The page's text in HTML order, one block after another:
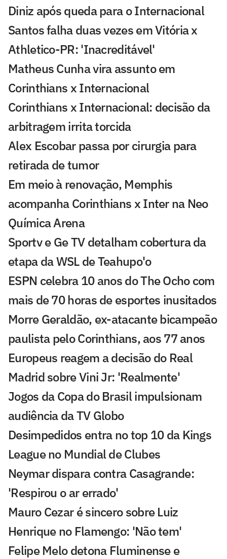
Diniz após queda para o Internacional
Santos falha duas vezes em Vitória x
Athletico-PR: 'Inacreditável'
Matheus Cunha vira assunto em
Corinthians x Internacional
Corinthians x Internacional: decisão da
arbitragem irrita torcida
Alex Escobar passa por cirurgia para
retirada de tumor
Em meio à renovação, Memphis
acompanha Corinthians x Inter na Neo
Química Arena
Sportv e Ge TV detalham cobertura da
etapa da WSL de Teahupo'o
ESPN celebra 10 anos do The Ocho com
mais de 70 horas de esportes inusitados
Morre Geraldão, ex-atacante bicampeão
paulista pelo Corinthians, aos 77 anos
Europeus reagem a decisão do Real
Madrid sobre Vini Jr: 'Realmente'
Jogos da Copa do Brasil impulsionam
audiência da TV Globo
Desimpedidos entra no top 10 da Kings
League no Mundial de Clubes
Neymar dispara contra Casagrande:
'Respirou o ar errado'
Mauro Cezar é sincero sobre Luiz
Henrique no Flamengo: 'Não tem'
Felipe Melo detona Fluminense e